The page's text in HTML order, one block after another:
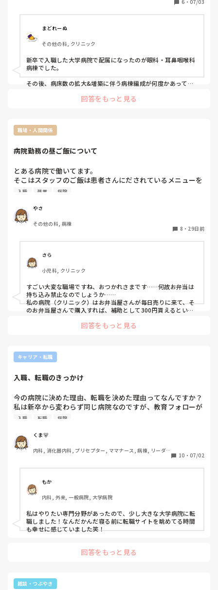
沢山質問ありますが答えられる範囲で大丈夫なので、キャリ
アの参考にさせて下さい！🙏
6 ・ 07/03
まどれーぬ
その他の科, クリニック
新卒で入職した大学病院で配属になったのが眼科・耳鼻咽喉科
病棟でした。
その後、病床数の拡大&増築に伴う病棟編成が何度かあって、
は眼科単科になりました。
したいと思っていた中、眼科の診察介助に付く時間が本当にオ
アシスでした。
いて、眼科看護が好きだなと感じました。
私は急性期・急変・医療行為・人の死が苦手です。
なので、それがほぼない眼科は自分に合っていると思ったんで
す。
そこからは眼科にどっぷりです笑
永遠に眼科で働きたいと思ったので、ゆくゆく異動のある大学
病院は辞めて、眼科クリニックに転職しました。
その後は職場は変われど、現在まで眼科にクリニックに勤めて
応も医療行為もできないことだと思います。
でも私は自分の好きと得意を活かす方向に考えをシフトしまし
楽しく伸び伸びと仕事できることの方が私とっては大事です。
心身穏やかに毎日出勤できているので、それが最大のメリット
だと思います(　･`ω･´)✧
回答をもっと見る
職場・人間関係
病院勤務の昼ご飯について
とある病院で働いてます。
そこはスタッフのご飯は患者さんにだされているメニューを
食べます。味があいません。
弁当など持ち込み禁止、持ってきても冷蔵庫などなし、売店
なし買いに行くのも禁止、おやつはオッケーです。
口に合わず昼は少し時か食べれず、残業などになるとお腹が
入職前に言われていましたが、まさか食事があわないなんて
思ってもいませんでした。
働き出して1ヶ月、仕事内容もスタッフもとてもいいので、
続けたいのですが、体力的にも昼を食べない生活をつづけて
いたらきつくなってきました。
こんなことで辞めるのもなんか社会人としてどうなのかと悩
むし、他の皆様の昼ご飯事情はどんな感じですか？
入職 残業 病院
やさ
その他の科, 病棟
8 ・ 29日前
さら
小児科, クリニック
すごい大変な職場ですね、おつかれさまです……何故お弁当は
持ち込み禁止なのでしょうか……
私の病院（クリニック）はお弁当屋さんが毎日売りに来て、そ
のお弁当屋さんで購入すれば、補助として300円貰えるという
回答をもっと見る
キャリア・転職
入職、転職のきっかけ
今の病院に決めた理由、転職を決めた理由ってなんですか？
私は新卒から変わらず同じ病院なのですが、教育フォローが
充実していそうという理由で入職を決めました。転職したい
い分野も病院もない）
なので転職されている方を見るとカッコよくて羨ましく感じ
ます…みなさんのきっかけを教えてください！
入職 転職 病院
くま🐻
内科, 消化器内科, プリセプター, ママナース, 病棟, リーダ
10 ・ 07/02
もか
内科, 外来, 一般病院, 大学病院
私はやりたい専門分野があったので、少し大きな大学病院に転
職しました！なんだかんだ寝る前に転職サイトを眺めてる時間
も幸せに感じていました笑！
回答をもっと見る
雑談・つぶやき